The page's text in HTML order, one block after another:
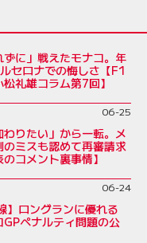
ずに」戦えたモナコ。年
セロナでの悔しさ【F1
礼雄コラム第7回】
06-25
わりたい」から一転。メ
ミスも認めて再審請求
コメント裏事情】
06-24
】ロングランに優れる
ペナルティ問題の公